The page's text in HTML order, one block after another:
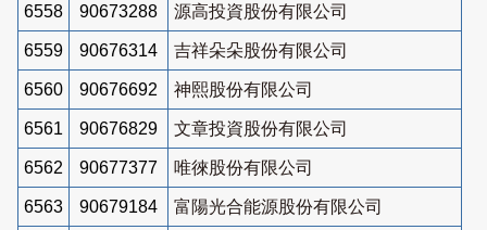
6558 90673288 源高投資股份有限公司
6559 90676314 吉祥朵朵股份有限公司
6560 90676692 神熙股份有限公司
6561 90676829 文章投資股份有限公司
6562 90677377 唯徠股份有限公司
6563 90679184 富陽光合能源股份有限公司